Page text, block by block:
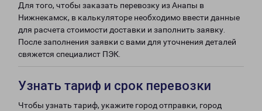
Для того, чтобы заказать перевозку из Анапы в
Нижнекамск, в калькуляторе необходимо ввести данные
для расчета стоимости доставки и заполнить заявку.
После заполнения заявки с вами для уточнения деталей
свяжется специалист ПЭК.
Узнать тариф и срок перевозки
Чтобы узнать тариф, укажите город отправки, город